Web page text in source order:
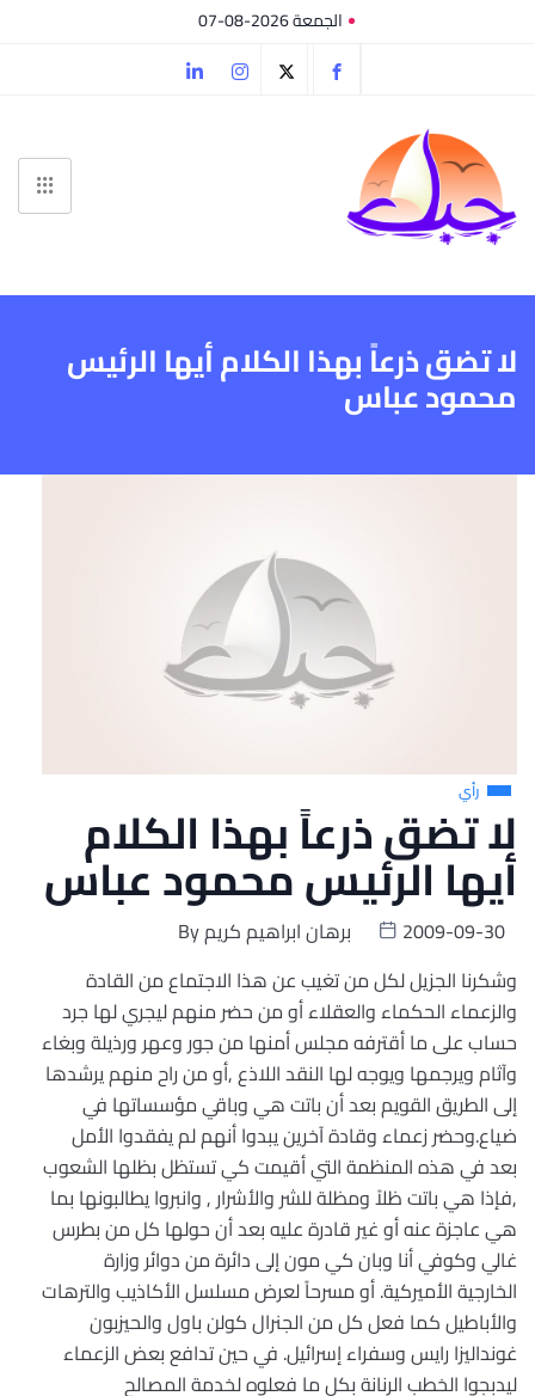
الجمعة 2026-08-07
لا تضق ذرعاً بهذا الكلام أيها الرئيس
محمود عباس
رأي
لا تضق ذرعاً بهذا الكلام
أيها الرئيس محمود عباس
Byبرهان ابراهيم كريم
2009-09-30
وشكرنا الجزيل لكل من تغيب عن هذا الاجتماع من القادة
والزعماء الحكماء والعقلاء أو من حضر منهم ليجري لها جرد
حساب على ما أقترفه مجلس أمنها من جور وعهر ورذيلة وبغاء
وآثام ويرجمها ويوجه لها النقد اللاذع ,أو من راح منهم يرشدها
إلى الطريق القويم بعد أن باتت هي وباقي مؤسساتها في
ضياع.وحضر زعماء وقادة آخرين يبدوا أنهم لم يفقدوا الأمل
بعد في هذه المنظمة التي أقيمت كي تستظل بظلها الشعوب
,فإذا هي باتت ظلاً ومظلة للشر والأشرار , وانبروا يطالبونها بما
هي عاجزة عنه أو غير قادرة عليه بعد أن حولها كل من بطرس
غالي وكوفي أنا وبان كي مون إلى دائرة من دوائر وزارة
الخارجية الأميركية. أو مسرحاً لعرض مسلسل الأكاذيب والترهات
والأباطيل كما فعل كل من الجنرال كولن باول والحيزبون
غونداليزا رايس وسفراء إسرائيل. في حين تدافع بعض الزعماء
ليدبجوا الخطب الرنانة بكل ما فعلوه لخدمة المصالح